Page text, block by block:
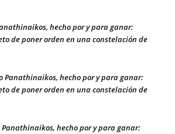
hecho por y para ganar:
de poner orden en una constelación de
Panathinaikos, hecho por y para ganar:
de poner orden en una constelación de
Panathinaikos, hecho por y para ganar: